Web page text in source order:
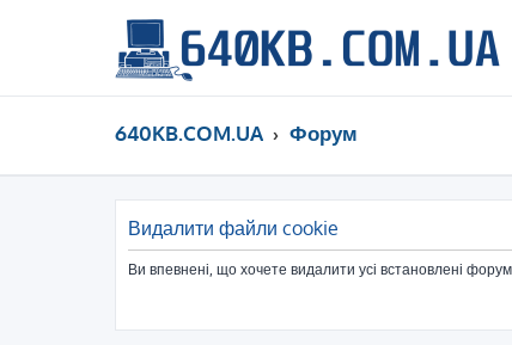
640KB.COM.UA Форум
Видалити файли cookie
Ви впевнені, що хочете видалити усі встановлені